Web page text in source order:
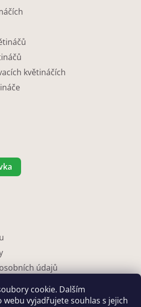
cookie. Dalším
vyjadřujete souhlas s jejich
květináčích
údajů